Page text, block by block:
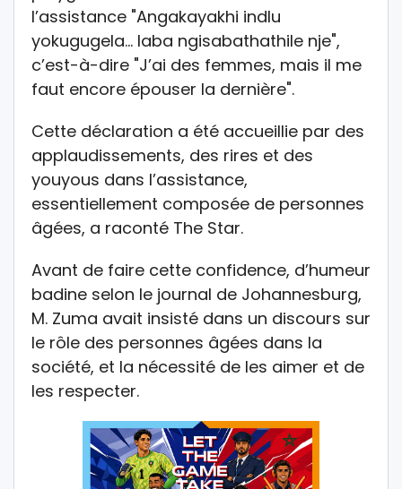
l’assistance "Angakayakhi indlu
yokugugela… laba ngisabathathile nje",
c’est-à-dire "J’ai des femmes, mais il me
faut encore épouser la dernière".
Cette déclaration a été accueillie par des
applaudissements, des rires et des
youyous dans l’assistance,
essentiellement composée de personnes
âgées, a raconté The Star.
Avant de faire cette confidence, d’humeur
badine selon le journal de Johannesburg,
M. Zuma avait insisté dans un discours sur
le rôle des personnes âgées dans la
société, et la nécessité de les aimer et de
les respecter.